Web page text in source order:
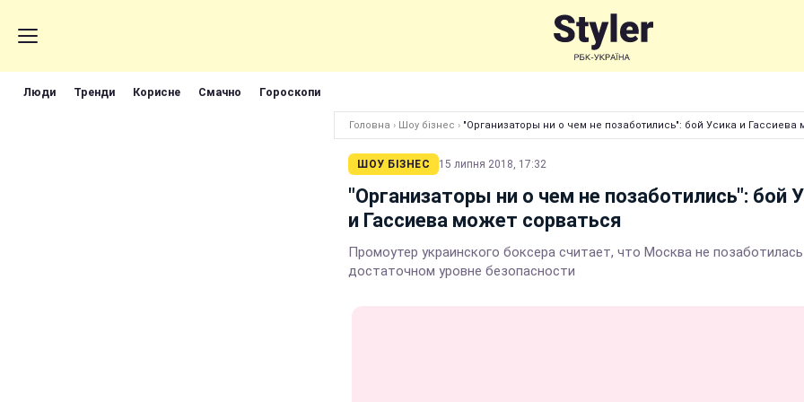
Люди Тренди Корисне Смачно Гороскопи
Головна › Шоу бізнес › "Организаторы ни о чем не позаботились": бой Усика и Гассиева
ШОУ БІЗНЕС 15 липня 2018, 17:32
"Организаторы ни о чем не позаботились": бой
и Гассиева может сорваться
Промоутер украинского боксера считает, что Москва не
достаточном уровне безопасности